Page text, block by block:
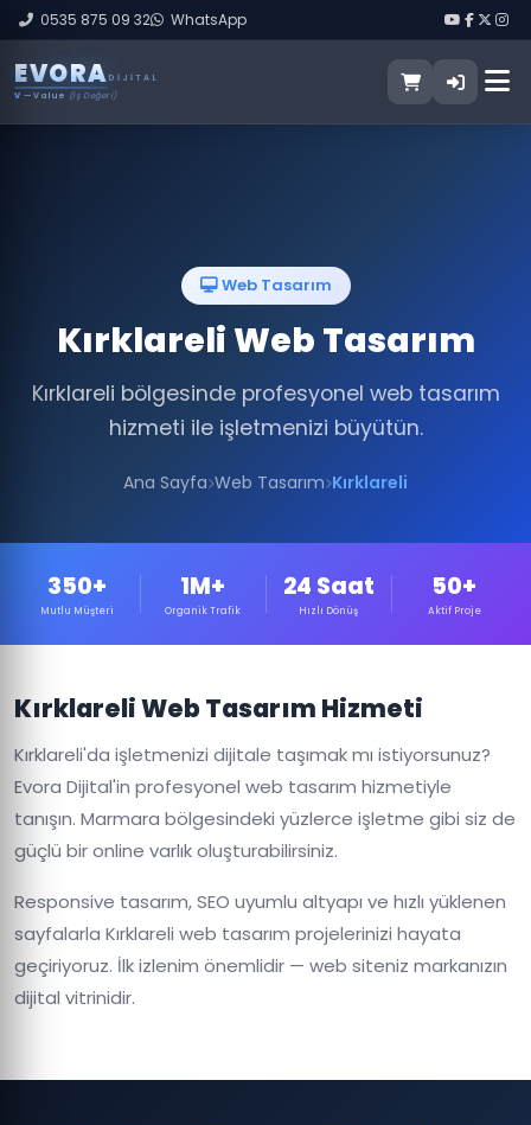
0535 875 09 32 WhatsApp
EVORA DIJITAL
V — Value (İş Değeri)
Web Tasarım
Kırklareli Web Tasarım
Kırklareli bölgesinde profesyonel web tasarım
hizmeti ile işletmenizi büyütün.
Ana Sayfa Web Tasarım Kırklareli
350+
Mutlu Müşteri
1M+
Organik Trafik
24 Saat
Hızlı Dönüş
50+
Aktif Proje
Kırklareli Web Tasarım Hizmeti
Kırklareli'da işletmenizi dijitale taşımak mı istiyorsunuz?
Evora Dijital'in profesyonel web tasarım hizmetiyle
tanışın. Marmara bölgesindeki yüzlerce işletme gibi siz de
güçlü bir online varlık oluşturabilirsiniz.
Responsive tasarım, SEO uyumlu altyapı ve hızlı yüklenen
sayfalarla Kırklareli web tasarım projelerinizi hayata
geçiriyoruz. İlk izlenim önemlidir — web siteniz markanızın
dijital vitrinidir.